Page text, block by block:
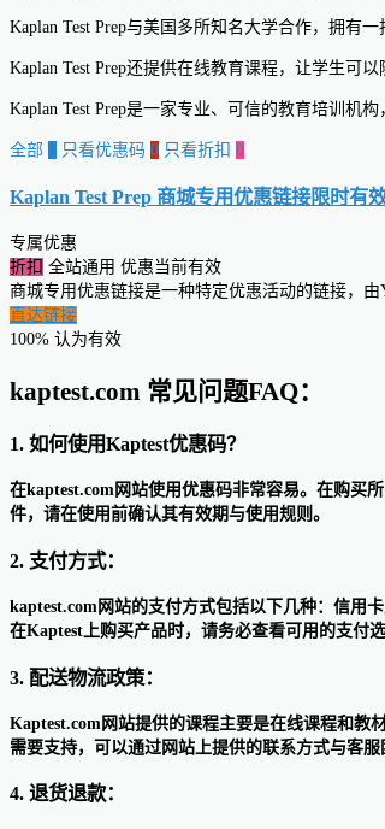
Kaplan Test Prep与美国多所知名大学合作，拥有
Kaplan Test Prep还提供在线教育课程，让学生可
Kaplan Test Prep是一家专业、可信的教育培训机
全部 只看优惠码 0 只看折扣 0
Kaplan Test Prep 商城专用优惠链接限时有
专属优惠
折扣 全站通用 优惠当前有效
商城专用优惠链接是一种特定优惠活动的链接，
直达链接
100% 认为有效
kaptest.com 常见问题FAQ：
1. 如何使用Kaptest优惠码？
在kaptest.com网站使用优惠码非常容易。在购买
件，请在使用前确认其有效期与使用规则。
2. 支付方式：
kaptest.com网站的支付方式包括以下几种：信用
在Kaptest上购买产品时，请务必查看可用的支付
3. 配送物流政策：
Kaptest.com网站提供的课程主要是在线课程和教
需要支持，可以通过网站上提供的联系方式与客服
4. 退货退款：